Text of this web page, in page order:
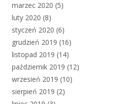
marzec 2020 (5)
luty 2020 (8)
styczeń 2020 (6)
grudzień 2019 (16)
listopad 2019 (14)
październik 2019 (12)
wrzesień 2019 (10)
sierpień 2019 (2)